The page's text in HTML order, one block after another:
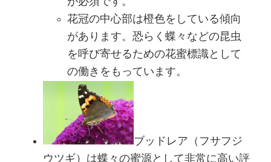
花冠の中心部は橙色をしている傾向
があります。恐らく蝶々などの昆虫
を呼び寄せるための花蜜標識として
の働きをもっています。
ブッドレア（フサフジ
ウツギ）は蝶々の蜜源として非常に高い評